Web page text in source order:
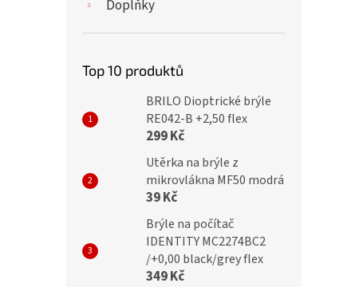
Doplňky
Top 10 produktů
BRILO Dioptrické brýle
RE042-B +2,50 flex
299 Kč
Utěrka na brýle z
mikrovlákna MF50 modrá
39 Kč
Brýle na počítač
IDENTITY MC2274BC2
/+0,00 black/grey flex
349 Kč